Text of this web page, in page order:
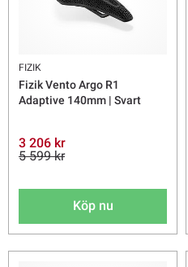
FIZIK
Fizik Vento Argo R1
Adaptive 140mm | Svart
3 206 kr
5 599 kr
Köp nu